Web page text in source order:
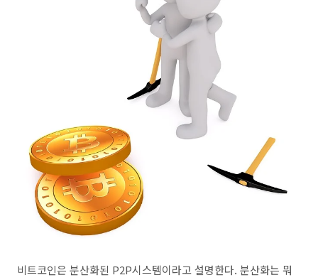
비트코인은 분산화된 P2P시스템이라고 설명한다. 분산화는 뭐